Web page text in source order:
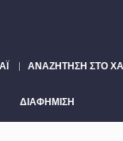
ΑΝΑΖΉΤΗΣΗ ΣΤΟ
ΔΙΑΦΉΜΙΣΗ